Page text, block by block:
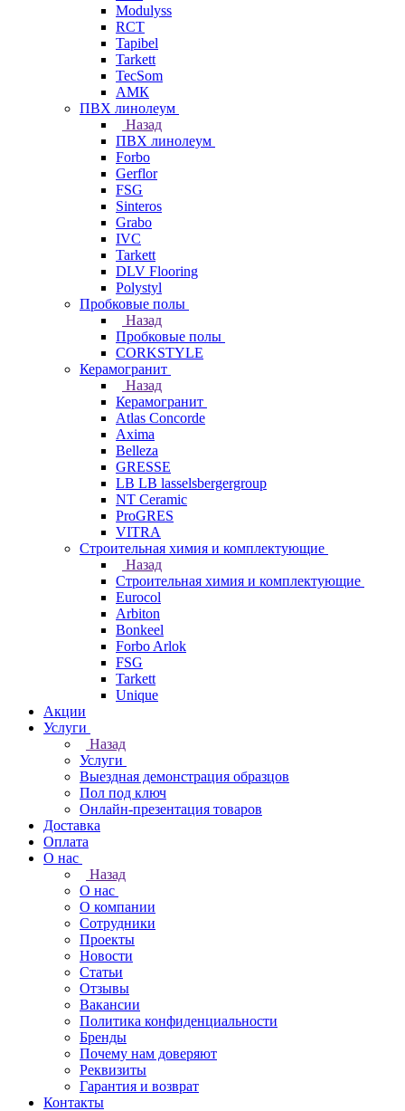
Modulyss
RCT
Tapibel
Tarkett
TecSom
АМК
ПВХ линолеум
Назад
ПВХ линолеум
Forbo
Gerflor
FSG
Sinteros
Grabo
IVC
Tarkett
DLV Flooring
Polystyl
Пробковые полы
Назад
Пробковые полы
CORKSTYLE
Керамогранит
Назад
Керамогранит
Atlas Concorde
Axima
Belleza
GRESSE
LB LB lasselsbergergroup
NT Ceramic
ProGRES
VITRA
Строительная химия и комплектующие
Назад
Строительная химия и комплектующие
Eurocol
Arbiton
Bonkeel
Forbo Arlok
FSG
Tarkett
Unique
Акции
Услуги
Назад
Услуги
Выездная демонстрация образцов
Пол под ключ
Онлайн-презентация товаров
Доставка
Оплата
О нас
Назад
О нас
О компании
Сотрудники
Проекты
Новости
Статьи
Отзывы
Вакансии
Политика конфиденциальности
Бренды
Почему нам доверяют
Реквизиты
Гарантия и возврат
Контакты